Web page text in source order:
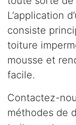
L’application
consiste
toiture
mousse et
facile.
Contactez-
méthodes de